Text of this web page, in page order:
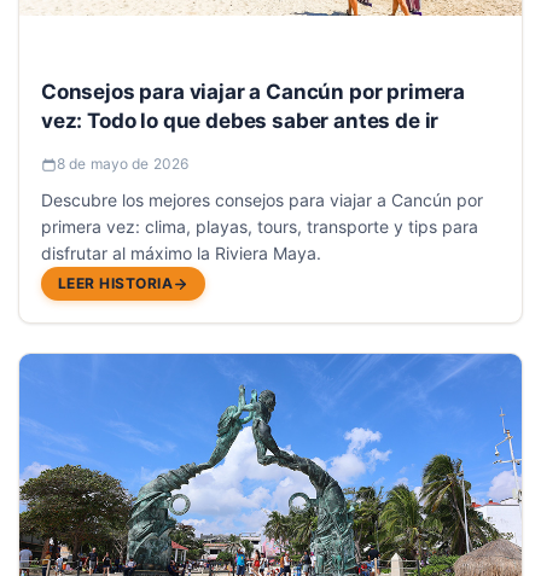
Consejos para viajar a Cancún por primera
vez: Todo lo que debes saber antes de ir
8 de mayo de 2026
Descubre los mejores consejos para viajar a Cancún por
primera vez: clima, playas, tours, transporte y tips para
disfrutar al máximo la Riviera Maya.
LEER HISTORIA